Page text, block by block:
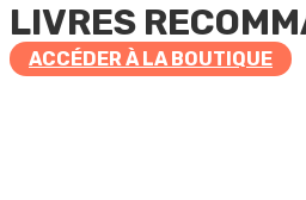
LIVRES
ACCÉDER À LA BOUTIQUE